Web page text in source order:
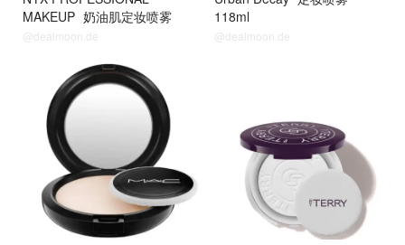
MAKEUP 奶油肌定妆喷雾
@dealmoon.de
118ml
@dealmoon.de